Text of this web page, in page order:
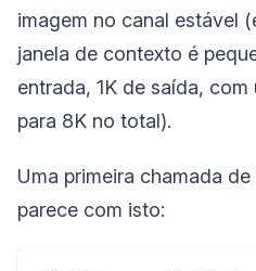
imagem no canal estável
janela de contexto é
entrada, 1K de saída,
para 8K no total).
Uma primeira chamada
parece com isto: